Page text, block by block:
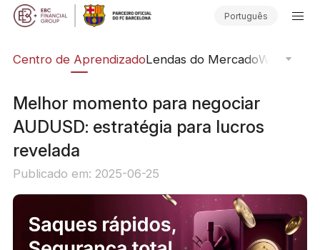
Português
Centro de AprendizadoLendas do MercadoWebinars
Melhor momento para negociar
AUDUSD: estratégia para lucros
revelada
Publicado em: 2025-06-25